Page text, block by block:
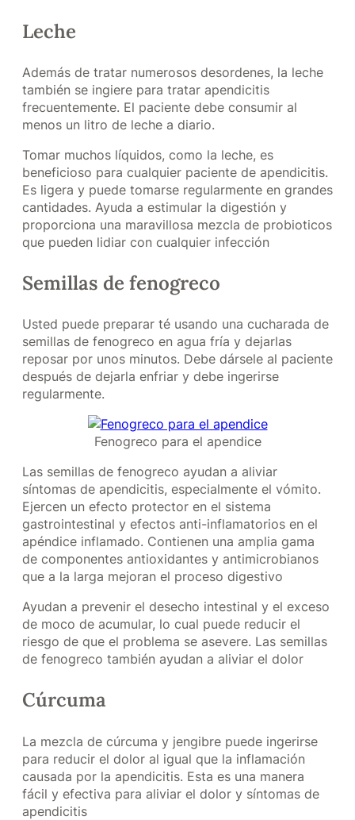
Leche
Además de tratar numerosos desordenes, la leche
también se ingiere para tratar apendicitis
frecuentemente. El paciente debe consumir al
menos un litro de leche a diario.
Tomar muchos líquidos, como la leche, es
beneficioso para cualquier paciente de apendicitis.
Es ligera y puede tomarse regularmente en grandes
cantidades. Ayuda a estimular la digestión y
proporciona una maravillosa mezcla de probioticos
que pueden lidiar con cualquier infección
Semillas de fenogreco
Usted puede preparar té usando una cucharada de
semillas de fenogreco en agua fría y dejarlas
reposar por unos minutos. Debe dársele al paciente
después de dejarla enfriar y debe ingerirse
regularmente.
Fenogreco para el apendice
Las semillas de fenogreco ayudan a aliviar
síntomas de apendicitis, especialmente el vómito.
Ejercen un efecto protector en el sistema
gastrointestinal y efectos anti-inflamatorios en el
apéndice inflamado. Contienen una amplia gama
de componentes antioxidantes y antimicrobianos
que a la larga mejoran el proceso digestivo
Ayudan a prevenir el desecho intestinal y el exceso
de moco de acumular, lo cual puede reducir el
riesgo de que el problema se asevere. Las semillas
de fenogreco también ayudan a aliviar el dolor
Cúrcuma
La mezcla de cúrcuma y jengibre puede ingerirse
para reducir el dolor al igual que la inflamación
causada por la apendicitis. Esta es una manera
fácil y efectiva para aliviar el dolor y síntomas de
apendicitis